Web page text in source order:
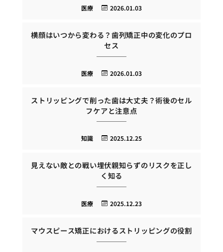
2026.01.03
医療
横顔はいつから変わる？歯列矯正中の変化のプロ
セス
2026.01.03
医療
ストリッピングで削った歯は大丈夫？術後のセル
フケアと注意点
2025.12.25
知識
見えない敵との戦い埋伏親知らずのリスクを正し
く知る
2025.12.23
医療
マウスピース矯正におけるストリッピングの役割